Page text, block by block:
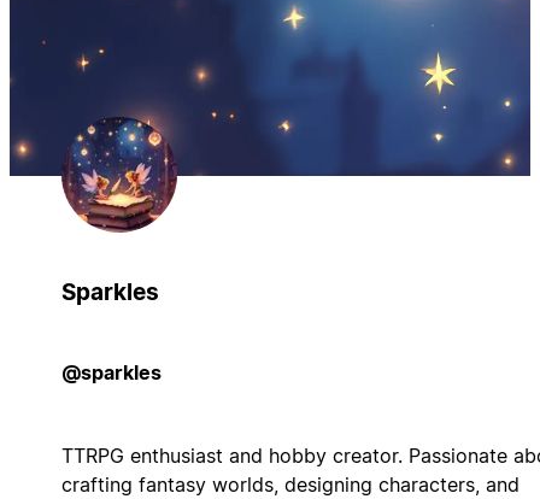
Sparkles
@sparkles
TTRPG enthusiast and hobby creator. Passionate
crafting fantasy worlds, designing characters, and